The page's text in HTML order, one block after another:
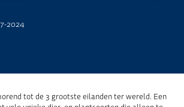
2024
tot de 3 grootste eilanden ter wereld. Een